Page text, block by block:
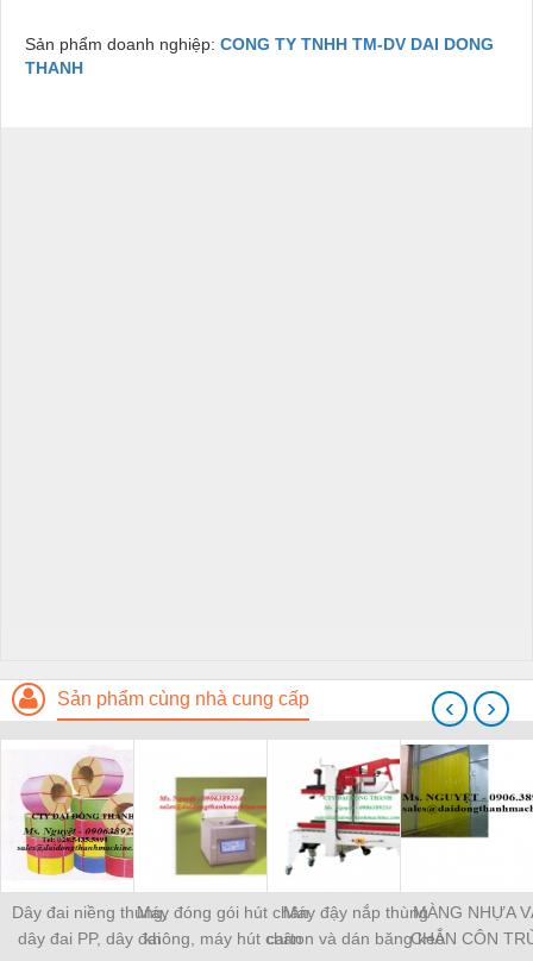
Sản phẩm doanh nghiệp: CONG TY TNHH TM-DV DAI DONG
THANH
Sản phẩm cùng nhà cung cấp
Dây đai niềng thùng,
dây đai PP, dây đai
Máy đóng gói hút chân
không, máy hút chân
Máy đậy nắp thùng
carton và dán băng keo
MÀNG NHỰA
CHẮN CÔN
‹ ›